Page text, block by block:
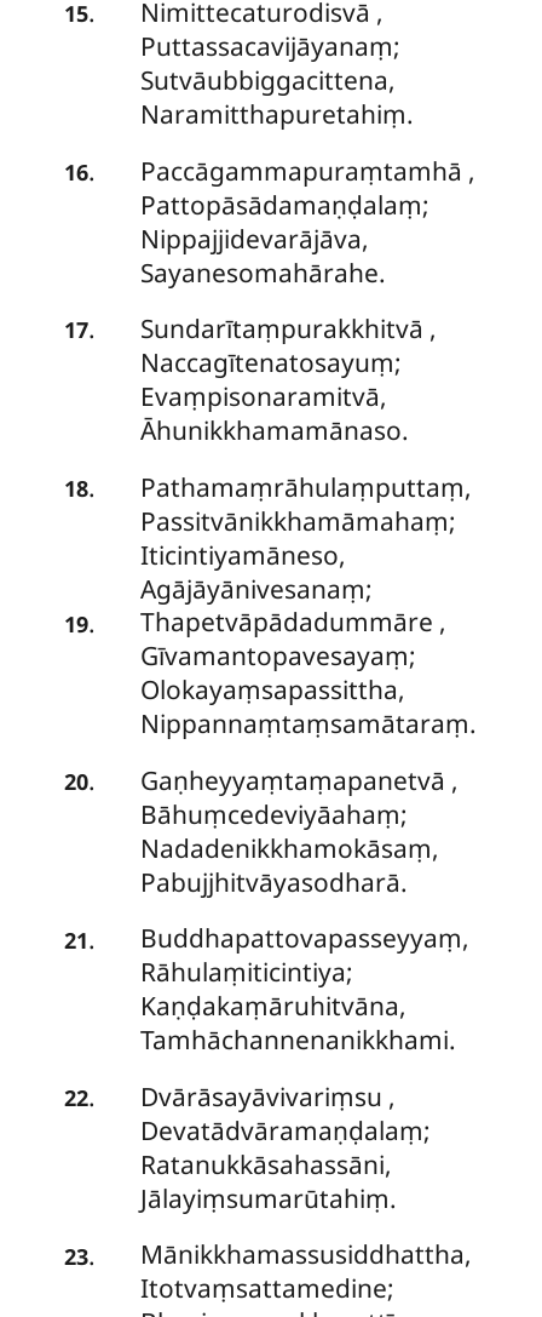
15. Nimittecaturodisvā ,
Puttassacavijāyanaṃ;
Sutvāubbiggacittena,
Naramitthapuretahiṃ.
16. Paccāgammapuraṃtamhā ,
Pattopāsādamaṇḍalaṃ;
Nippajjidevarājāva,
Sayanesomahārahe.
17. Sundarītaṃpurakkhitvā ,
Naccagītenatosayuṃ;
Evaṃpisonaramitvā,
Āhunikkhamamānaso.
18.
Pathamaṃrāhulaṃputtaṃ,
Passitvānikkhamāmahaṃ;
Iticintiyamāneso,
Agājāyānivesanaṃ;
19. Thapetvāpādadummāre ,
Gīvamantopavesayaṃ;
Olokayaṃsapassittha,
Nippannaṃtaṃsamātaraṃ.
20. Gaṇheyyaṃtaṃapanetvā ,
Bāhuṃcedeviyāahaṃ;
Nadadenikkhamokāsaṃ,
Pabujjhitvāyasodharā.
21.
Buddhapattovapasseyyaṃ,
Rāhulaṃiticintiya;
Kaṇḍakaṃāruhitvāna,
Tamhāchannenanikkhami.
22. Dvārāsayāvivariṃsu ,
Devatādvāramaṇḍalaṃ;
Ratanukkāsahassāni,
Jālayiṃsumarūtahiṃ.
23.
Mānikkhamassusiddhattha,
Itotvaṃsattamedine;